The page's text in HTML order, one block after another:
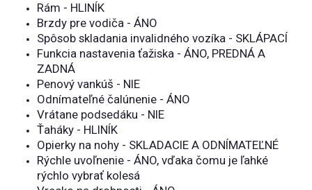
Rám - HLINÍK
Brzdy pre vodiča - ÁNO
Spôsob skladania invalidného vozíka - SKLÁPACÍ
Funkcia nastavenia ťažiska - ÁNO, PREDNÁ A
ZADNÁ
Penový vankúš - NIE
Odnímateľné čalúnenie - ÁNO
Vrátane podsedáku - NIE
Ťaháky - HLINÍK
Opierky na nohy - SKLADACIE A ODNÍMATEĽNÉ
Rýchle uvoľnenie - ÁNO, vďaka čomu je ľahké
rýchlo vybrať kolesá